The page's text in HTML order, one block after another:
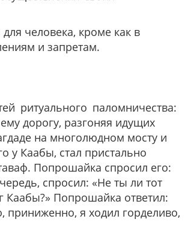
человека, кроме как в
и запретам.
ритуального паломничества:
дорогу, разгоняя идущих
на многолюдном мосту и
у Каабы, стал пристально
Попрошайка спросил его:
спросил: «Не ты ли тот
Каабы?» Попрошайка ответил:
приниженно, я ходил горделиво,